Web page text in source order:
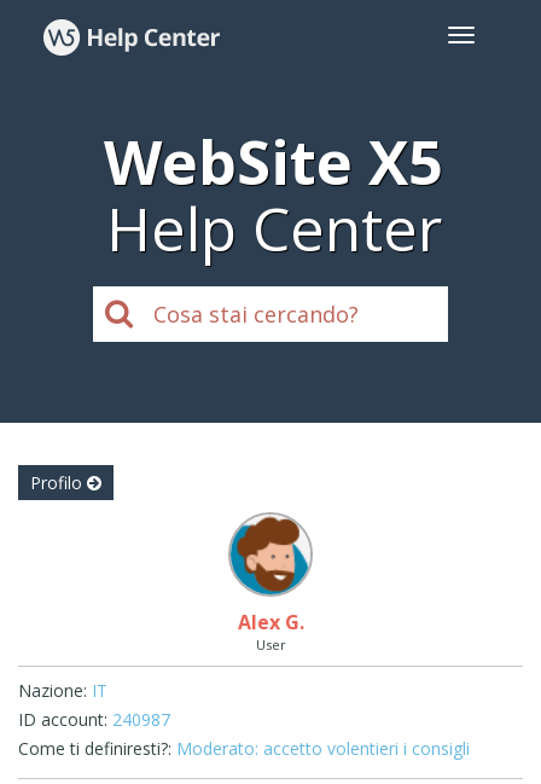
WebSite X5
Help Center
Profilo
Alex G.
User
Nazione: IT
ID account: 240987
Come ti definiresti?: Moderato: accetto volentieri i consigli